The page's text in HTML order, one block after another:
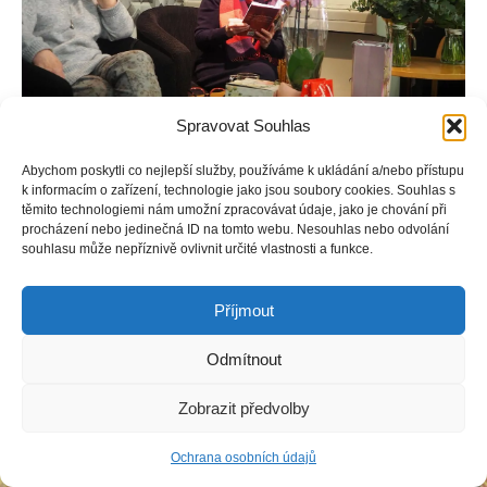
Spravovat Souhlas
Abychom poskytli co nejlepší služby, používáme k ukládání a/nebo přístupu
k informacím o zařízení, technologie jako jsou soubory cookies. Souhlas s
těmito technologiemi nám umožní zpracovávat údaje, jako je chování při
procházení nebo jedinečná ID na tomto webu. Nesouhlas nebo odvolání
souhlasu může nepříznivě ovlivnit určité vlastnosti a funkce.
Příjmout
Odmítnout
Zobrazit předvolby
Ochrana osobních údajů
Copyright © Weiron Dynamics, s.r.o. |Tvorba webových stráneka
SEO